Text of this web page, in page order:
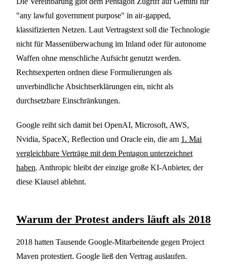
"any lawful government purpose" in air-gapped,
klassifizierten Netzen. Laut Vertragstext soll die Technologie
nicht für Massenüberwachung im Inland oder für autonome
Waffen ohne menschliche Aufsicht genutzt werden.
Rechtsexperten ordnen diese Formulierungen als
unverbindliche Absichtserklärungen ein, nicht als
durchsetzbare Einschränkungen.
Google reiht sich damit bei OpenAI, Microsoft, AWS,
Nvidia, SpaceX, Reflection und Oracle ein, die am 1. Mai
vergleichbare Verträge mit dem Pentagon unterzeichnet
haben. Anthropic bleibt der einzige große KI-Anbieter, der
diese Klausel ablehnt.
Warum der Protest anders läuft als 2018
2018 hatten Tausende Google-Mitarbeitende gegen Project
Maven protestiert. Google ließ den Vertrag auslaufen.